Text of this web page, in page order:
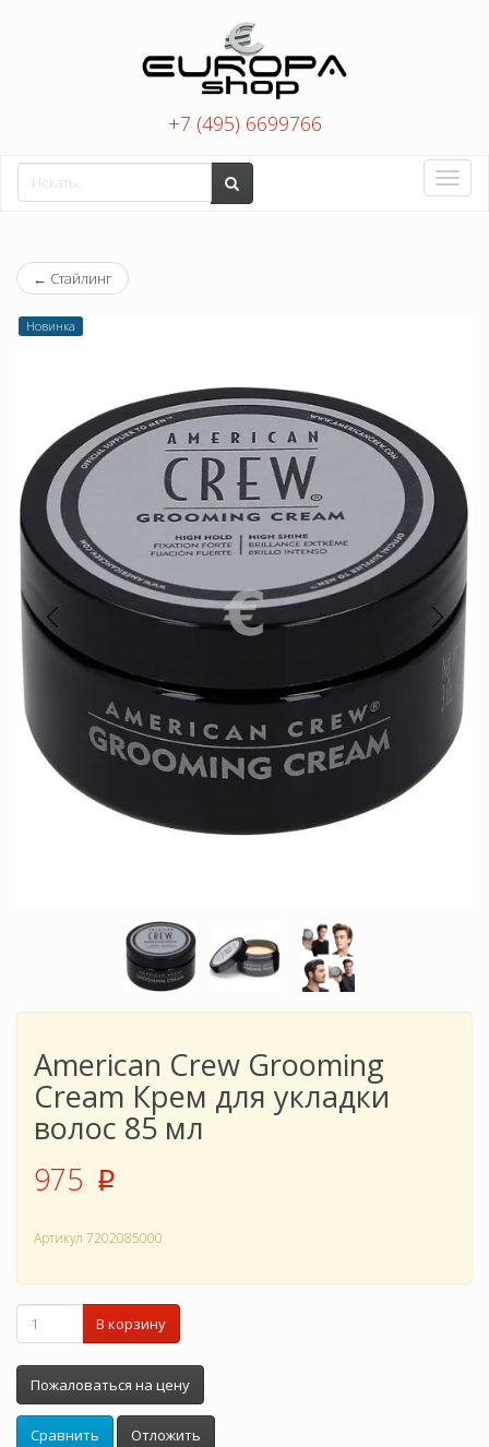
+7 (495) 6699766
Toggle
← Стайлинг
Новинка
American Crew Grooming
Cream Крем для укладки
волос 85 мл
975 p
Артикул 7202085000
В корзину
Пожаловаться на цену
Сравнить Отложить